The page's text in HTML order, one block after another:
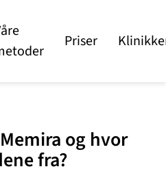
Priser
og hvor
fra?